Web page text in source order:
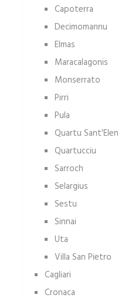
Capoterra
Decimomannu
Elmas
Maracalagonis
Monserrato
Pirri
Pula
Quartu
Quartucciu
Sarroch
Selargius
Sestu
Sinnai
Uta
Villa San Pietro
Cagliari
Cronaca